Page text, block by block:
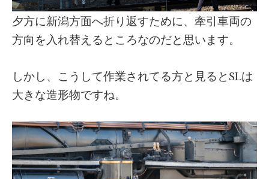
夕方に新潟方面へ折り返すために、牽引車両の
方向を入れ替えるところなのだと思います。
しかし、こうして作業されてる方と見るとSLは
大きな造形物ですね。